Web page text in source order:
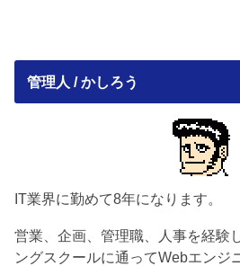
管理人 / かしろう
IT業界に勤めて8年になります。
営業、企画、管理職、人事を経験
ングスクールに通ってWebエンジ